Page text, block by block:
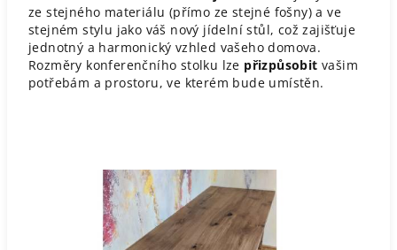
ze stejného materiálu (přímo ze stejné fošny) a ve
stejném stylu jako váš nový jídelní stůl, což zajišťuje
jednotný a harmonický vzhled vašeho domova.
Rozměry konferenčního stolku lze přizpůsobitvašim
potřebám a prostoru, ve kterém bude umístěn.